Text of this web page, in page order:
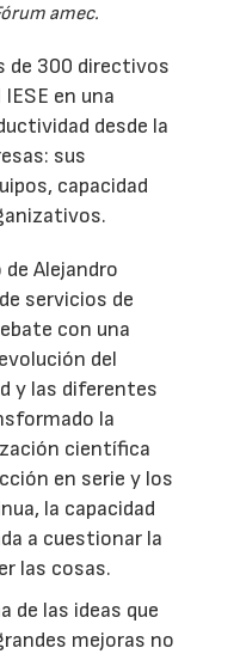
amec.
de 300 directivos
en una
desde la
sus
capacidad
Alejandro
servicios de
con una
del
y las diferentes
la
científica
en serie y los
la capacidad
a cuestionar la
las cosas.
de las ideas que
mejoras no